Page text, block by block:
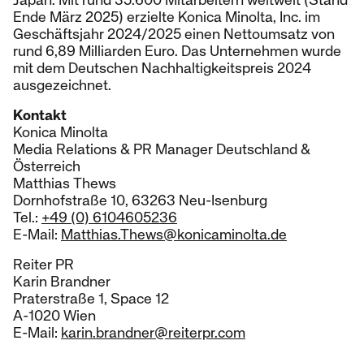
Ende März 2025) erzielte Konica Minolta, Inc. im
Geschäftsjahr 2024/2025 einen Nettoumsatz von
rund 6,89 Milliarden Euro. Das Unternehmen wurde
mit dem Deutschen Nachhaltigkeitspreis 2024
ausgezeichnet.
Kontakt
Konica Minolta
Media Relations & PR Manager Deutschland &
Österreich
Matthias Thews
Dornhofstraße 10, 63263 Neu-Isenburg
Tel.: +49 (0) 6104605236
E-Mail: Matthias.Thews@konicaminolta.de
Reiter PR
Karin Brandner
Praterstraße 1, Space 12
A-1020 Wien
E-Mail: karin.brandner@reiterpr.com